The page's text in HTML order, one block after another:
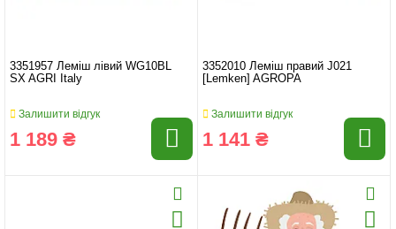
3351957 Леміш лівий WG10BL
SX AGRI Italy
Залишити відгук
1 189 ₴
3352010 Леміш правий J021
[Lemken] AGROPA
Залишити відгук
1 141 ₴